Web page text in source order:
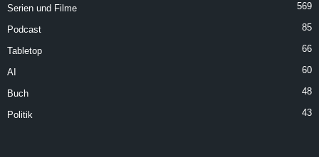
Serien und Filme 569
Podcast 85
Tabletop 66
AI 60
Buch 48
Politik 43